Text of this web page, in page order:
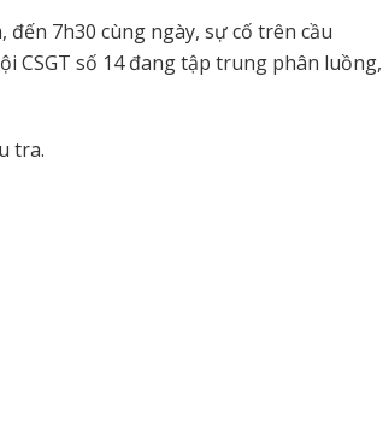
đến 7h30 cùng ngày, sự cố trên cầu
CSGT số 14 đang tập trung phân luồng,
tra.